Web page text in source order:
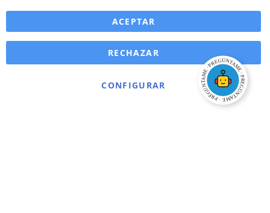
ACEPTAR
CONFIGURAR
RECHAZAR